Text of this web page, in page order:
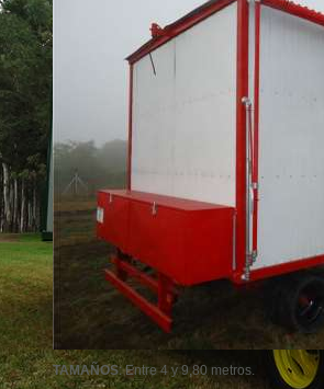
TAMAÑOS: Entre 4 y 9,80 metros.